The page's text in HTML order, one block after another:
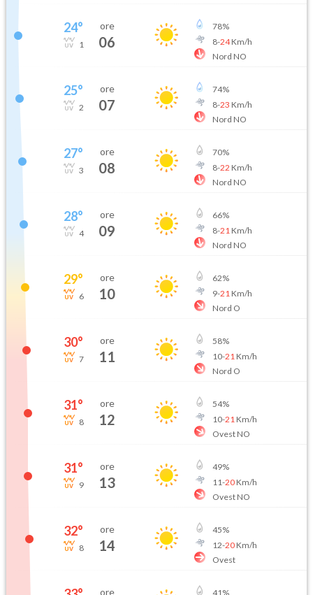
24°
1
ore
06
78%
8-24Km/h
Nord NO
25°
2
ore
07
74%
8-23 Km/h
Nord NO
27°
3
ore
08
70%
8-22 Km/h
Nord NO
28°
4
ore
09
66%
8-21 Km/h
Nord NO
29°
6
ore
10
62%
9-21 Km/h
Nord O
30°
7
ore
11
58%
10-21 Km/h
Nord O
31°
8
ore
12
54%
10-21 Km/h
Ovest NO
31°
9
ore
13
49%
11-20Km/h
Ovest NO
32°
8
ore
14
45%
12-20Km/h
Ovest
ore 41 %